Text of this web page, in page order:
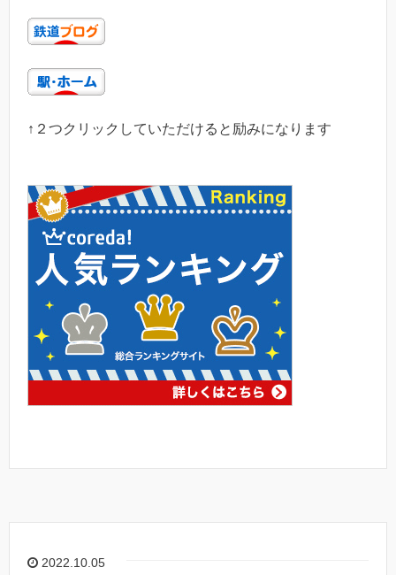
↑２つクリックしていただけると励みになります
2022.10.05